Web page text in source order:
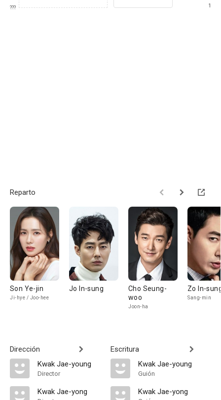
???
1
Reparto
Son Ye-jin
Ji-hye / Joo-hee
Jo In-sung
Cho Seung-
woo
Joon-ha
Zo In-
Sang-min
Dirección
Kwak Jae-young
Director
Kwak Jae-yong
Escritura
Kwak Jae-young
Guión
Kwak Jae-yong